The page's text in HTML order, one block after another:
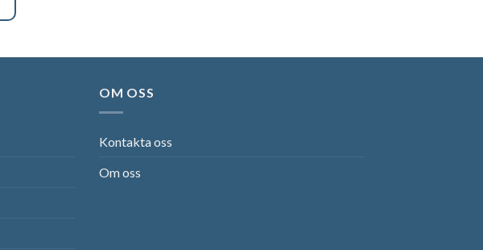
OM OSS
Kontakta oss
Om oss